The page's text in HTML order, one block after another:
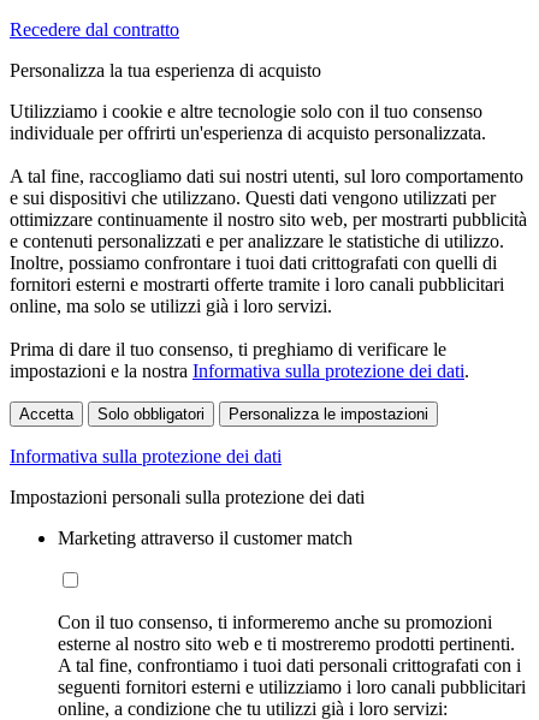
Recedere dal contratto
Personalizza la tua esperienza di acquisto
Utilizziamo i cookie e altre tecnologie solo con il tuo consenso
individuale per offrirti un'esperienza di acquisto personalizzata.
A tal fine, raccogliamo dati sui nostri utenti, sul loro comportamento
e sui dispositivi che utilizzano. Questi dati vengono utilizzati per
ottimizzare continuamente il nostro sito web, per mostrarti pubblicità
e contenuti personalizzati e per analizzare le statistiche di utilizzo.
Inoltre, possiamo confrontare i tuoi dati crittografati con quelli di
fornitori esterni e mostrarti offerte tramite i loro canali pubblicitari
online, ma solo se utilizzi già i loro servizi.
Prima di dare il tuo consenso, ti preghiamo di verificare le
impostazioni e la nostra Informativa sulla protezione dei dati.
Accetta Solo obbligatori Personalizza le impostazioni
Informativa sulla protezione dei dati
Impostazioni personali sulla protezione dei dati
Marketing attraverso il customer match
Con il tuo consenso, ti informeremo anche su promozioni
esterne al nostro sito web e ti mostreremo prodotti pertinenti.
A tal fine, confrontiamo i tuoi dati personali crittografati con i
seguenti fornitori esterni e utilizziamo i loro canali pubblicitari
online, a condizione che tu utilizzi già i loro servizi: